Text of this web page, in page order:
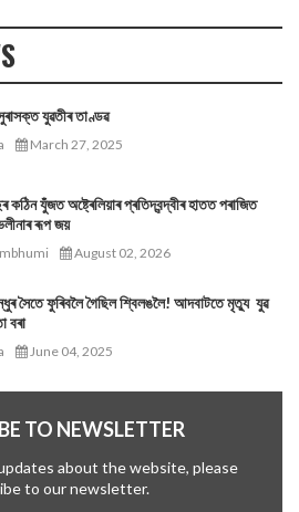
যুৱতীৰ তাণ্ডৱ
March 27, 2025
কঠিন যুঁজত অষ্ট্ৰেলিয়াৰ প্ৰতিদ্বন্দ্বীৰ হাতত পৰাজিত
ৰূপ জয়
August 02, 2026
সৈতে ফুৰিবলৈ গৈছিল শ্বিলঙলৈ! আদবাটতে মৃত্যু যুৱ
বৰা
June 04, 2025
TO NEWSLETTER
about the website, please
to our newsletter.